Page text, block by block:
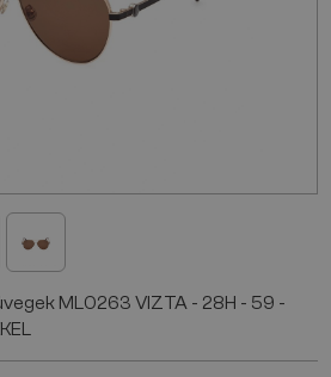
ML0263 VIZTA - 28H - 59 -